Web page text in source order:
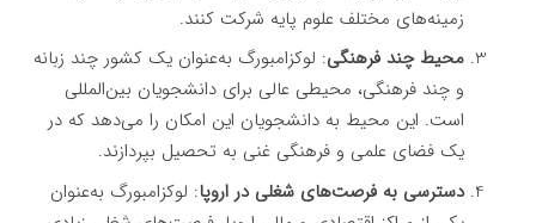
زمینه‌های مختلف علوم پایه شرکت کنند.
محیط چند فرهنگی: لوکزامبورگ به‌عنوان یک کشور چند زبانه
و چند فرهنگی، محیطی عالی برای دانشجویان بین‌المللی
است. این محیط به دانشجویان این امکان را می‌دهد که در
یک فضای علمی و فرهنگی غنی به تحصیل بپردازند.
دسترسی به فرصت‌های شغلی در اروپا: لوکزامبورگ به‌عنوان